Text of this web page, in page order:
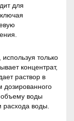
для
используя только
концентрат,
раствор в
воды
воды.